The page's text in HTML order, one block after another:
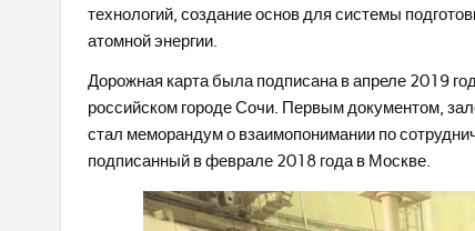
технологий, создание основ для системы
атомной энергии.
Дорожная карта была подписана в апреле 2019
российском городе Сочи. Первым документом,
стал меморандум о взаимопонимании по
подписанный в феврале 2018 года в Москве.